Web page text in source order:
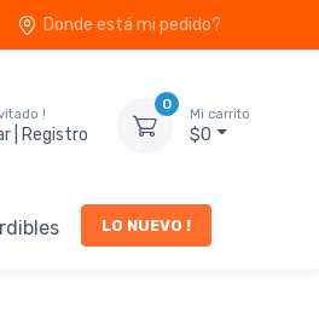
Donde está mi pedido?
!
| Registro
0
Mi carrito
$0
LO NUEVO !